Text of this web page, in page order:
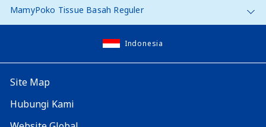
MamyPoko Tissue Basah Reguler
Indonesia
Site Map
Hubungi Kami